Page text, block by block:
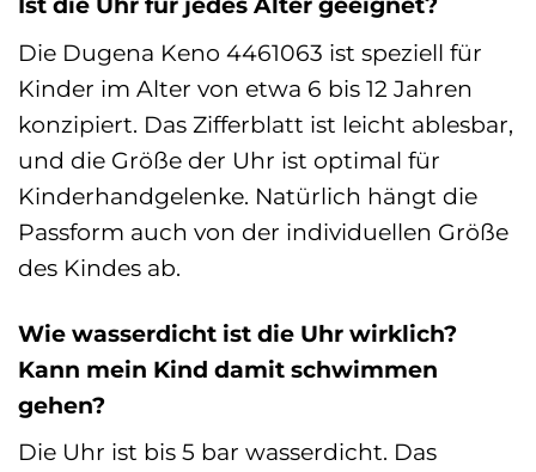
Die Dugena Keno 4461063 ist speziell für
Kinder im Alter von etwa 6 bis 12 Jahren
konzipiert. Das Zifferblatt ist leicht ablesbar,
und die Größe der Uhr ist optimal für
Kinderhandgelenke. Natürlich hängt die
Passform auch von der individuellen Größe
des Kindes ab.
Wie wasserdicht ist die Uhr wirklich?
Kann mein Kind damit schwimmen
gehen?
Die Uhr ist bis 5 bar wasserdicht. Das